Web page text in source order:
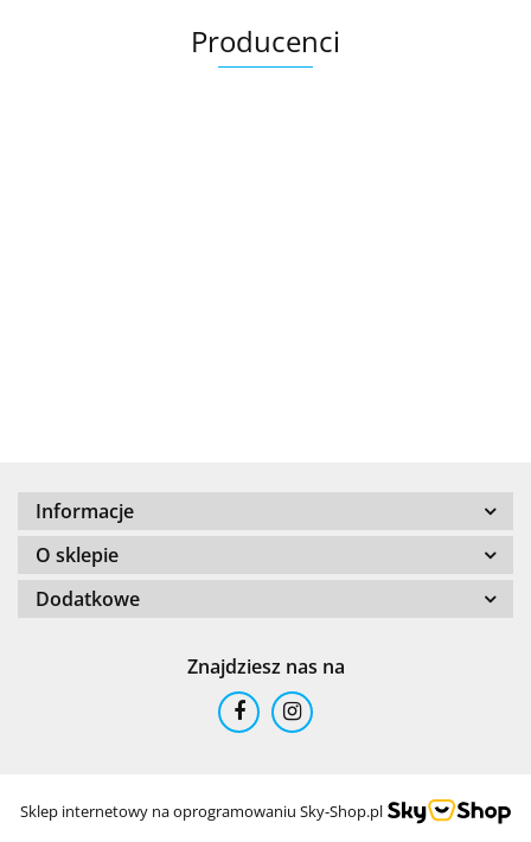
Producenci
101 INC
Informacje
O sklepie
Dodatkowe
Znajdziesz nas na
Sklep internetowy na oprogramowaniu Sky-Shop.pl